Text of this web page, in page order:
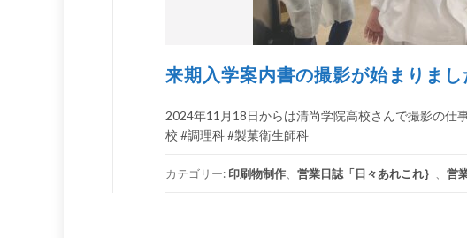
来期入学案内書の撮影が始まりまし
2024年11月18日からは清尚学院高校さんで撮影の仕
校 #調理科 #製菓衛生師科
カテゴリー: 印刷物制作 営業日誌「日々あれこれ｝ 営